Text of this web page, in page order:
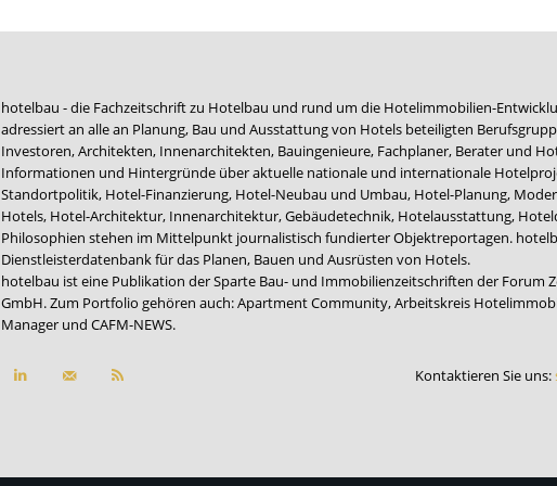
hotelbau - die Fachzeitschrift zu Hotelbau und rund um die Hotelimmobilien-
adressiert an alle an Planung, Bau und Ausstattung von Hotels beteiligten
Investoren, Architekten, Innenarchitekten, Bauingenieure, Fachplaner, Berater und
Informationen und Hintergründe über aktuelle nationale und internationale
Standortpolitik, Hotel-Finanzierung, Hotel-Neubau und Umbau, Hotel-Planung,
Hotels, Hotel-Architektur, Innenarchitektur, Gebäudetechnik, Hotelausstattung,
Philosophien stehen im Mittelpunkt journalistisch fundierter Objektreportagen.
Dienstleisterdatenbank für das Planen, Bauen und Ausrüsten von Hotels.
hotelbau ist eine Publikation der Sparte Bau- und Immobilienzeitschriften der Forum
GmbH. Zum Portfolio gehören auch:Apartment Community,Arbeitskreis
Manager und CAFM-NEWS.
Kontaktieren Sie uns: